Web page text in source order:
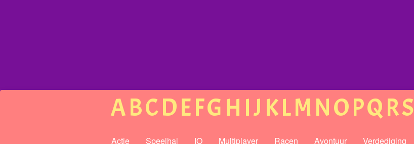
ABCDEFGH IJ KLMNOPQRS
Actie Speelhal IO Multiplayer Racen Avontuur Verdediging